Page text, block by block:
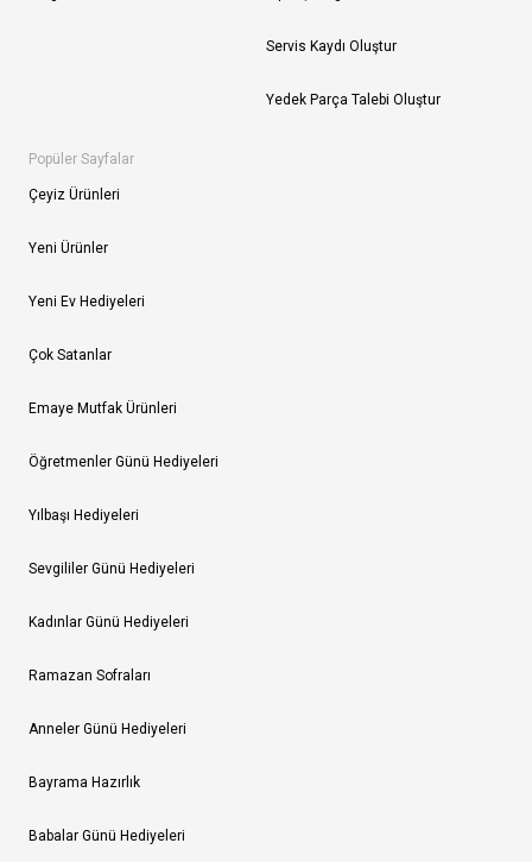
Servis Kaydı Oluştur
Yedek Parça Talebi Oluştur
Popüler Sayfalar
Çeyiz Ürünleri
Yeni Ürünler
Yeni Ev Hediyeleri
Çok Satanlar
Emaye Mutfak Ürünleri
Öğretmenler Günü Hediyeleri
Yılbaşı Hediyeleri
Sevgililer Günü Hediyeleri
Kadınlar Günü Hediyeleri
Ramazan Sofraları
Anneler Günü Hediyeleri
Bayrama Hazırlık
Babalar Günü Hediyeleri